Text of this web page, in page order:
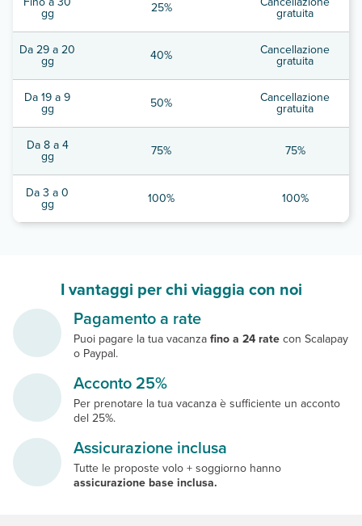
gg 25% gratuita
Da 29 a 20
gg 40% Cancellazione
gratuita
Da 19 a 9
gg 50% Cancellazione
gratuita
Da 8 a 4
gg 75% 75%
Da 3 a 0
gg 100% 100%
I vantaggi per chi viaggia con noi
Pagamento a rate
Puoi pagare la tua vacanzafino a 24 ratecon Scalapay
o Paypal.
Acconto 25%
Per prenotare la tua vacanza è sufficiente un acconto
del 25%.
Assicurazione inclusa
Tutte le proposte volo + soggiorno hanno
assicurazione base inclusa.